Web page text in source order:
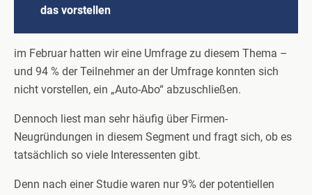
das vorstellen
im Februar hatten wir eine Umfrage zu diesem Thema –
und 94 % der Teilnehmer an der Umfrage konnten sich
nicht vorstellen, ein „Auto-Abo“ abzuschließen.
Dennoch liest man sehr häufig über Firmen-
Neugründungen in diesem Segment und fragt sich, ob es
tatsächlich so viele Interessenten gibt.
Denn nach einer Studie waren nur 9% der potentiellen